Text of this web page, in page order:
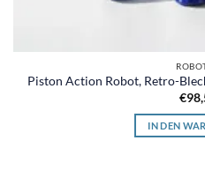
Piston Action Robot, Retro-
€
IN DEN